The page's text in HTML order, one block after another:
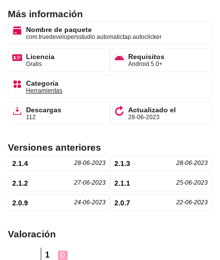
Más información
Nombre de paquete
com.truedevelopersstudio.automatictap.autoclicker
Licencia
Gratis
Requisitos
Android 5.0+
Categoria
Herramientas
Descargas
112
Actualizado el
28-06-2023
Versiones anteriores
2.1.4 28-06-2023 2.1.3 28-06-2023
2.1.2 27-06-2023 2.1.1 25-06-2023
2.0.9 24-06-2023 2.0.7 22-06-2023
Valoración
1
0